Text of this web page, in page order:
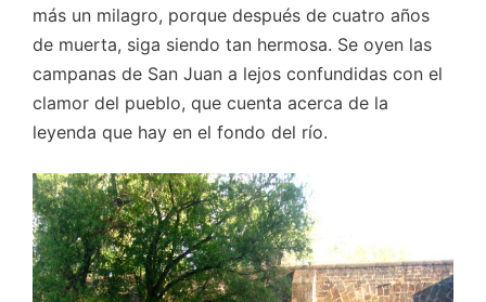
más un milagro, porque después de cuatro años
de muerta, siga siendo tan hermosa. Se oyen las
campanas de San Juan a lejos confundidas con el
clamor del pueblo, que cuenta acerca de la
leyenda que hay en el fondo del río.